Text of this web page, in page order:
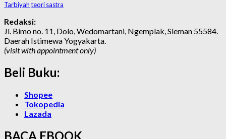
Tarbiyah teori sastra
Redaksi:
Jl. Bimo no. 11, Dolo, Wedomartani, Ngemplak, Sleman 55584.
Daerah Istimewa Yogyakarta.
(visit with appointment only)
Beli Buku:
Shopee
Tokopedia
Lazada
BACA EBOOK